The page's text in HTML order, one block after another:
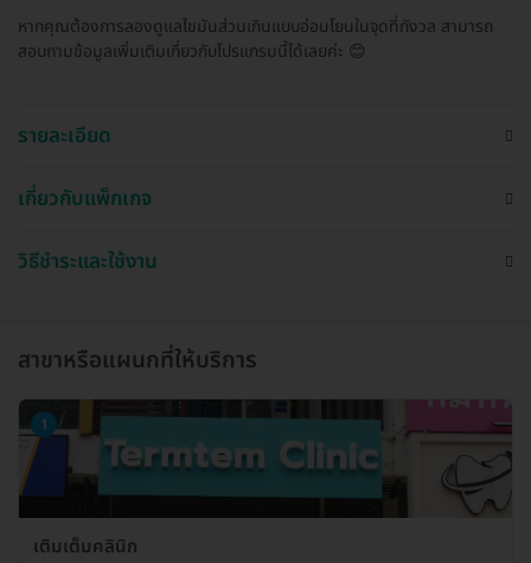
หากคุณต้องการลองดูแลไขมันส่วนเกินแบบอ่อนโยนในจุดที่กังวล สามารถ
สอบถามข้อมูลเพิ่มเติมเกี่ยวกับโปรแกรมนี้ได้เลยค่ะ 😊
รายละเอียด
เกี่ยวกับแพ็กเกจ
วิธีชำระและใช้งาน
สาขาหรือแผนกที่ให้บริการ
1
เติมเต็มคลินิก